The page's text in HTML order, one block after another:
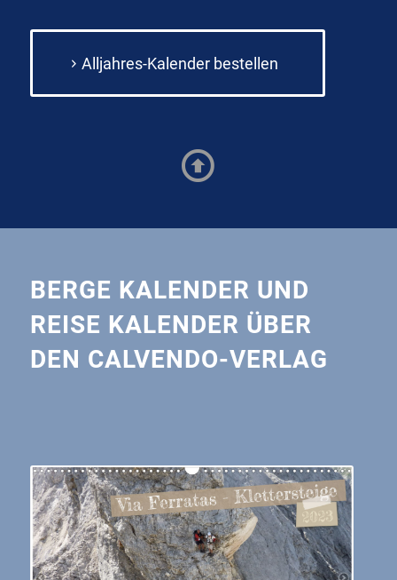
Alljahres-Kalender bestellen
BERGE KALENDER UND
REISE KALENDER ÜBER
DEN CALVENDO-VERLAG